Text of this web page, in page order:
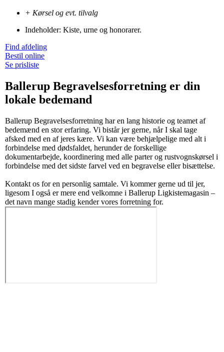
+ Kørsel og evt. tilvalg
Indeholder: Kiste, urne og honorarer.
Find afdeling
Bestil online
Se prisliste
Ballerup Begravelsesforretning er din
lokale bedemand
Ballerup Begravelsesforretning har en lang historie og teamet af
bedemænd en stor erfaring. Vi bistår jer gerne, når I skal tage
afsked med en af jeres kære. Vi kan være behjælpelige med alt i
forbindelse med dødsfaldet, herunder de forskellige
dokumentarbejde, koordinering med alle parter og rustvognskørsel i
forbindelse med det sidste farvel ved en begravelse eller bisættelse.
Kontakt os for en personlig samtale. Vi kommer gerne ud til jer,
ligesom I også er mere end velkomne i Ballerup Ligkistemagasin –
det navn mange stadig kender vores forretning for.